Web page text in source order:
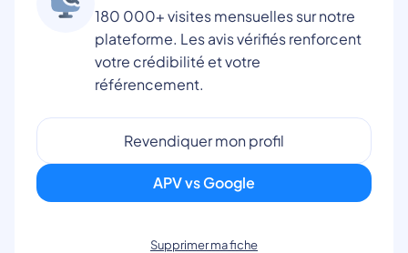
180 000+ visites mensuelles sur notre
plateforme. Les avis vérifiés renforcent
votre crédibilité et votre
référencement.
Revendiquer mon profil
APV vs Google
Supprimer ma fiche